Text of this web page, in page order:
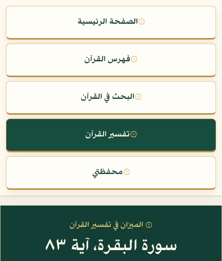
۞الصفحة الرئيسية
۞فهرس القرآن
۞البحث في القرآن
۞تفسير القرآن
۞محفظتي
۞ الميزان في تفسير القرآن
سورة البقرة، آية ٨٣